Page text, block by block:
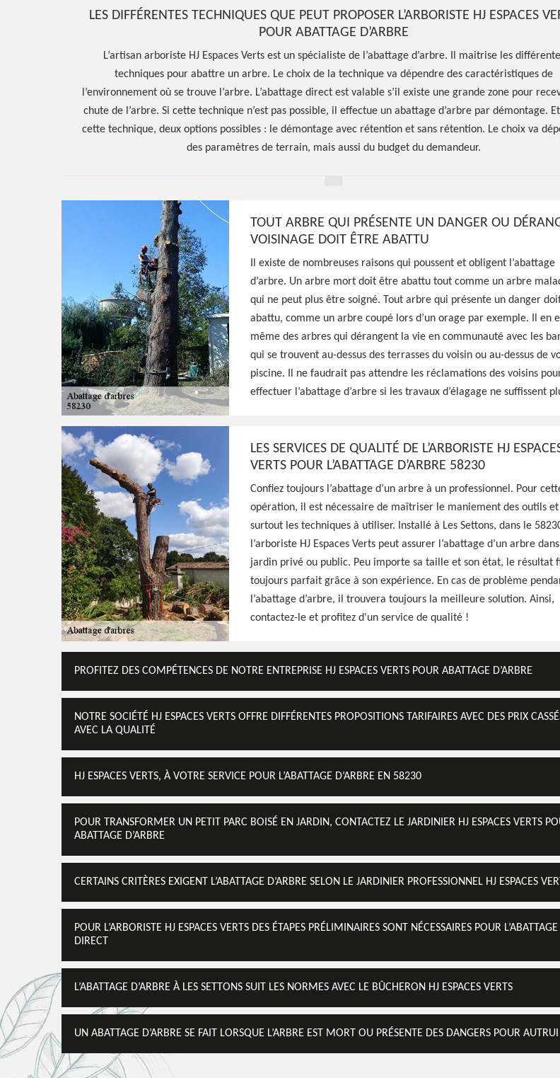
Hoerter Joseph Elagage 58
Entreprise abattage
d'arbres Les Settons
58230
HJ Espaces Verts est un jardinier professionnel à Les Settons 58230
qui propose ses services pour s'occuper de l'abattage de vos arbres,
prends les précautions nécessaires pour ce faire
Voir Nos Realisations Contactez-Nous!
LES DIFFÉRENTES TECHNIQUES QUE PEUT PROPOSER L’ARBORISTE HJ ESPACES
POUR ABATTAGE D’ARBRE
L’artisan arboriste HJ Espaces Verts est un spécialiste de l’abattage d’arbre. Il maitrise les
techniques pour abattre un arbre. Le choix de la technique va dépendre des caractéristiques de
l’environnement où se trouve l’arbre. L’abattage direct est valable s’il existe une grande zone pour
chute de l’arbre. Si cette technique n’est pas possible, il effectue un abattage d’arbre par démontage.
cette technique, deux options possibles : le démontage avec rétention et sans rétention. Le choix va
des paramètres de terrain, mais aussi du budget du demandeur.
TOUT ARBRE QUI PRÉSENTE UN DANGER OU
VOISINAGE DOIT ÊTRE ABATTU
Il existe de nombreuses raisons qui poussent et obligent l’abattage
d’arbre. Un arbre mort doit être abattu tout comme un arbre
qui ne peut plus être soigné. Tout arbre qui présente un danger
abattu, comme un arbre coupé lors d’un orage par exemple. Il en
même des arbres qui dérangent la vie en communauté avec les
qui se trouvent au-dessus des terrasses du voisin ou au-dessus de
piscine. Il ne faudrait pas attendre les réclamations des voisins
effectuer l’abattage d’arbre si les travaux d’élagage ne suffissent
LES SERVICES DE QUALITÉ DE L’ARBORISTE HJ
VERTS POUR L’ABATTAGE D’ARBRE 58230
Confiez toujours l’abattage d’un arbre à un professionnel. Pour
opération, il est nécessaire de maîtriser le maniement des outils et
surtout les techniques à utiliser. Installé à Les Settons, dans le
l’arboriste HJ Espaces Verts peut assurer l’abattage d’un arbre
jardin privé ou public. Peu importe sa taille et son état, le résultat
toujours parfait grâce à son expérience. En cas de problème
l’abattage d’arbre, il trouvera toujours la meilleure solution. Ainsi,
contactez-le et profitez d'un service de qualité !
PROFITEZ DES COMPÉTENCES DE NOTRE ENTREPRISE HJ ESPACES VERTS POUR ABATTAGE D’ARBRE
NOTRE SOCIÉTÉ HJ ESPACES VERTS OFFRE DIFFÉRENTES PROPOSITIONS TARIFAIRES AVEC DES PRIX
AVEC LA QUALITÉ
HJ ESPACES VERTS, À VOTRE SERVICE POUR L’ABATTAGE D’ARBRE EN 58230
POUR TRANSFORMER UN PETIT PARC BOISÉ EN JARDIN, CONTACTEZ LE JARDINIER HJ ESPACES VERTS
ABATTAGE D’ARBRE
CERTAINS CRITÈRES EXIGENT L’ABATTAGE D’ARBRE SELON LE JARDINIER PROFESSIONNEL HJ ESPACES
POUR L’ARBORISTE HJ ESPACES VERTS DES ÉTAPES PRÉLIMINAIRES SONT NÉCESSAIRES POUR L’ABATTAGE
DIRECT
L’ABATTAGE D’ARBRE À LES SETTONS SUIT LES NORMES AVEC LE BÛCHERON HJ ESPACES VERTS
UN ABATTAGE D’ARBRE SE FAIT LORSQUE L’ARBRE EST MORT OU PRÉSENTE DES DANGERS POUR AUTRUI